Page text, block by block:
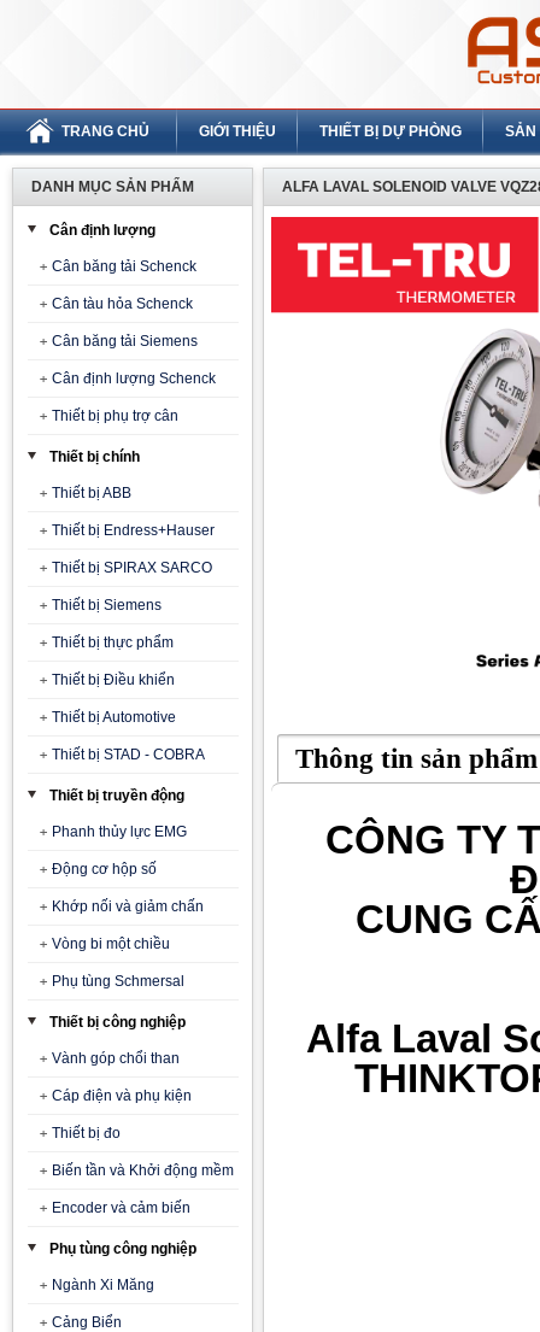
TRANG CHỦ GIỚI THIỆU THIẾT BỊ DỰ PHÒNG SẢN
DANH MỤC SẢN PHẨM
Cân định lượng
Cân băng tải Schenck
Cân tàu hỏa Schenck
Cân băng tải Siemens
Cân định lượng Schenck
Thiết bị phụ trợ cân
Thiết bị chính
Thiết bị ABB
Thiết bị Endress+Hauser
Thiết bị SPIRAX SARCO
Thiết bị Siemens
Thiết bị thực phẩm
Thiết bị Điều khiển
Thiết bị Automotive
Thiết bị STAD - COBRA
Thiết bị truyền động
Phanh thủy lực EMG
Động cơ hộp số
Khớp nối và giảm chấn
Vòng bi một chiều
Phụ tùng Schmersal
Thiết bị công nghiệp
Vành góp chổi than
Cáp điện và phụ kiện
Thiết bị đo
Biến tần và Khởi động mềm
Encoder và cảm biến
Phụ tùng công nghiệp
Ngành Xi Măng
Cảng Biển
ALFA LAVAL SOLENOID VALVE
Thông tin sản phẩm
CÔNG TY
CUNG
Alfa Laval